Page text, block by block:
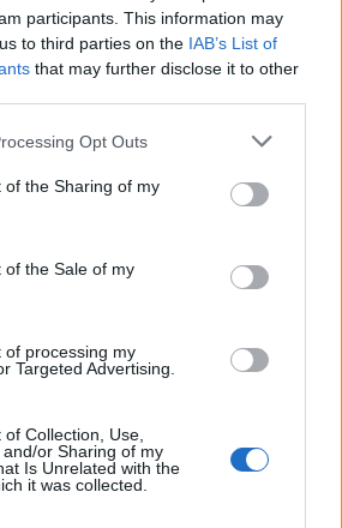
participants. This information may
to third parties on the IAB’s List of
that may further disclose it to other
Opt Outs
of the Sharing of my
of the Sale of my
of processing my
Targeted Advertising.
Collection, Use,
or Sharing of my
Is Unrelated with the
it was collected.
2026 16:46
την εβδομάδα